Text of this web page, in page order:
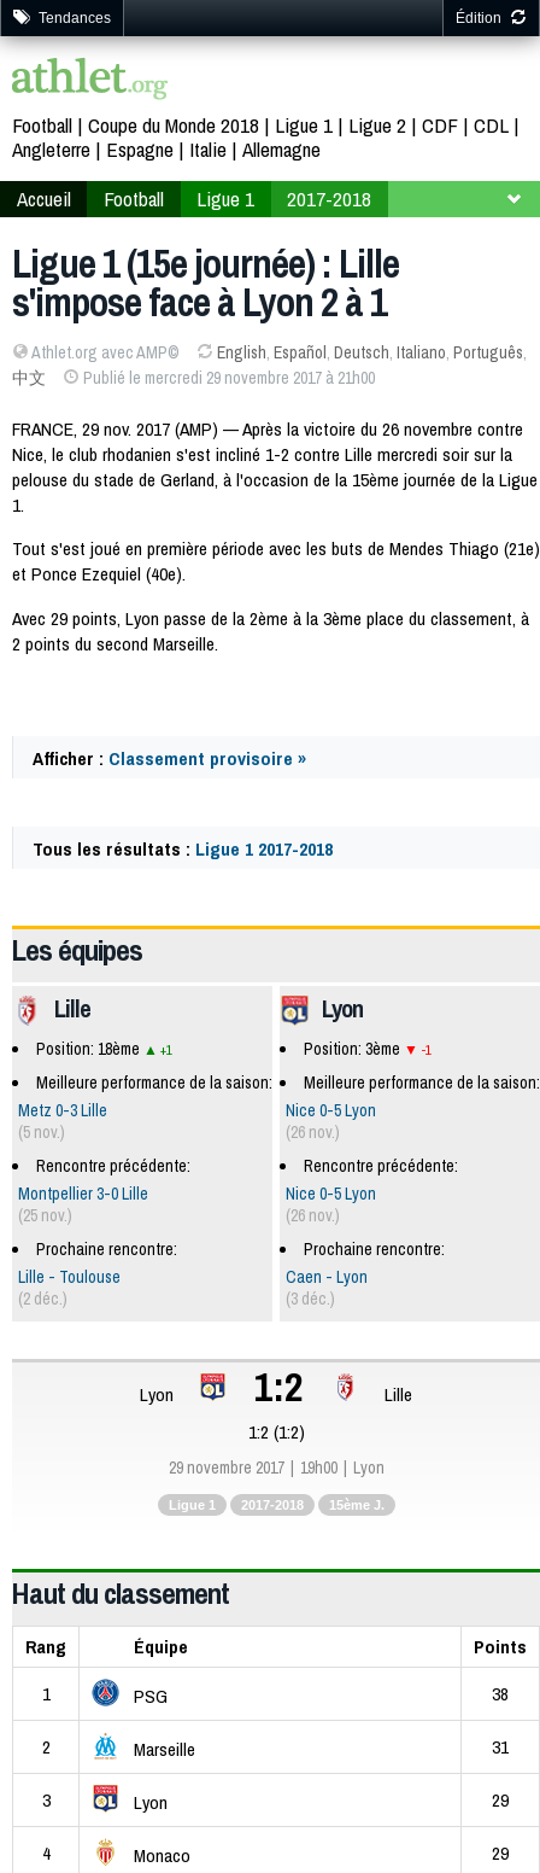
Tendances Édition
Football Coupe du Monde 2018 Ligue 1 Ligue 2 CDF CDL
Angleterre
Espagne Italie Allemagne
Accueil
Football Ligue 1
2017-2018
Ligue 1 (15e journée) : Lille
s'impose face à Lyon 2 à 1
Athlet.org avec AMP© English, Español, Deutsch, Italiano, Português,
中文
Publié le mercredi 29 novembre 2017 à 21h00
FRANCE, 29 nov. 2017 (AMP) — Après la victoire du 26 novembre contre
Nice, le club rhodanien s'est incliné 1-2 contre Lille mercredi soir sur la
pelouse du stade de Gerland, à l'occasion de la 15ème journée de la Ligue
1.
Tout s'est joué en première période avec les buts de Mendes Thiago (21e)
et Ponce Ezequiel (40e).
Avec 29 points, Lyon passe de la 2ème à la 3ème place du classement, à
2 points du second Marseille.
Afficher : Classement provisoire »
Tous les résultats : Ligue 1 2017-2018
Les équipes
Lyon
Position: 3ème -1
Meilleure performance de la saison:
Nice 0-5 Lyon
(26 nov.)
Rencontre précédente:
Nice 0-5 Lyon
(26 nov.)
Prochaine rencontre:
Caen - Lyon
(3 déc.)
Lille
Position: 18ème +1
Meilleure performance de la saison:
Metz 0-3 Lille
(5 nov.)
Rencontre précédente:
Montpellier 3-0 Lille
(25 nov.)
Prochaine rencontre:
Lille - Toulouse
(2 déc.)
Lyon 1:2
Lille
1:2 (1:2)
29 novembre 2017 19h00 Lyon
Ligue 1 2017-2018 15ème J.
Haut du classement
Rang Équipe
Points
1
PSG 38
2 Marseille 31
3 Lyon 29
4 Monaco 29